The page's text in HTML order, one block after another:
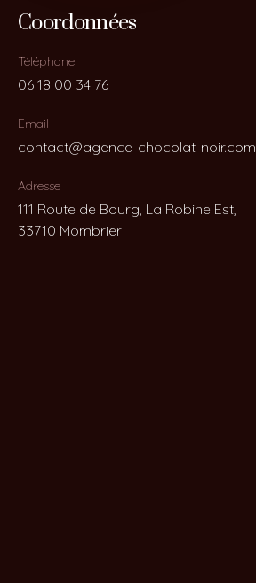
Coordonnées
Téléphone
06 18 00 34 76
Email
contact@agence-chocolat-noir.com
Adresse
111 Route de Bourg, La Robine Est,
33710 Mombrier
Coordonnées
Téléphone
06 18 00 34 76
Email
contact@agence-chocolat-noir.com
Adresse
111 Route de Bourg, La Robine Est,
33710 Mombrier